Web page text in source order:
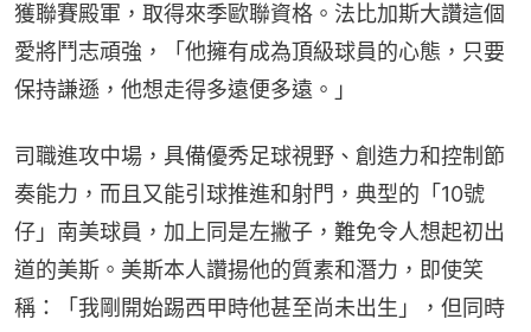
獲聯賽殿軍，取得來季歐聯資格。法比加斯大讚這個
愛將鬥志頑強，「他擁有成為頂級球員的心態，只要
保持謙遜，他想走得多遠便多遠。」
司職進攻中場，具備優秀足球視野、創造力和控制節
奏能力，而且又能引球推進和射門，典型的「10號
仔」南美球員，加上同是左撇子，難免令人想起初出
道的美斯。美斯本人讚揚他的質素和潛力，即使笑
稱：「我剛開始踢西甲時他甚至尚未出生」，但同時